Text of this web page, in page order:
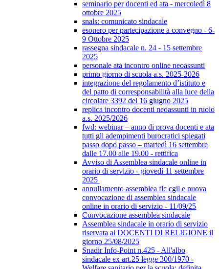
seminario per docenti ed ata - mercoledì 8
ottobre 2025
snals: comunicato sindacale
esonero per partecipazione a convegno - 6-
9 Ottobre 2025
rassegna sindacale n. 24 - 15 settembre
2025
personale ata incontro online neoassunti
primo giorno di scuola a.s. 2025-2026
integrazione del regolamento d’istituto e
del patto di corresponsabilità alla luce della
circolare 3392 del 16 giugno 2025
replica incontro docenti neoassunti in ruolo
a.s. 2025/2026
fwd: webinar – anno di prova docenti e ata
tutti gli adempimenti burocratici spiegati
passo dopo passo – martedì 16 settembre
dalle 17.00 alle 19.00 - rettifica
Avviso di Assemblea sindacale online in
orario di servizio - giovedì 11 settembre
2025
annullamento assemblea flc cgil e nuova
convocazione di assemblea sindacale
online in orario di servizio - 11/09/25
Convocazione assemblea sindacale
Assemblea sindacale in orario di servizio
riservata ai DOCENTI DI RELIGIONE il
giorno 25/08/2025
Snadir Info-Point n.425 - All'albo
sindacale ex art.25 legge 300/1970 -